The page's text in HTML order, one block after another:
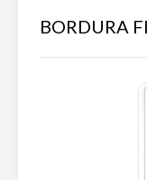
BORDURA